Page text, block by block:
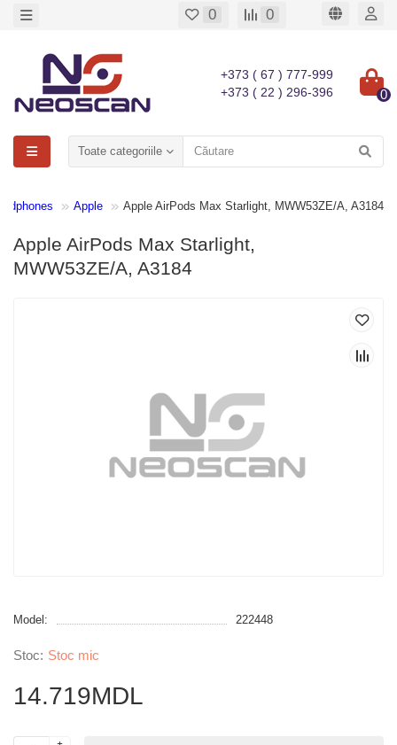
0 0
+373 ( 67 ) 777-999
+373 ( 22 ) 296-396
0
Toate categoriile
Apple Apple AirPods Max Starlight, MWW53ZE/A, A3184
Apple AirPods Max Starlight,
MWW53ZE/A, A3184
Model: 222448
Stoc mic
14.719MDL